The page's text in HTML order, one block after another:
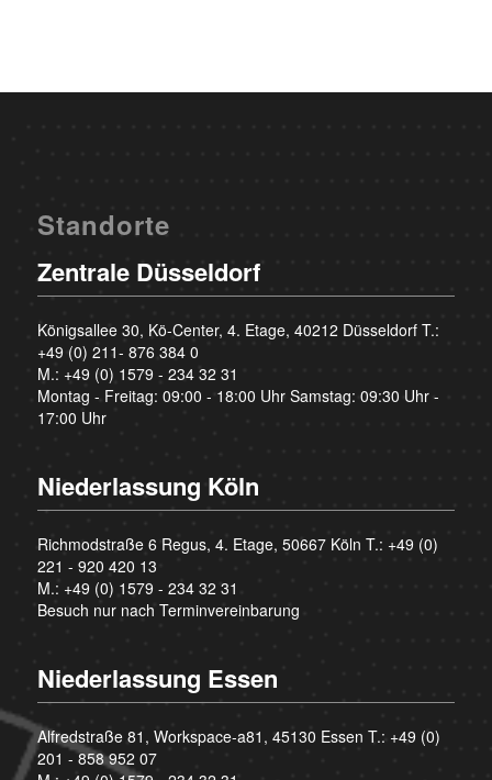
Standorte
Zentrale Düsseldorf
Königsallee 30, Kö-Center, 4. Etage, 40212 Düsseldorf T.:
+49 (0) 211- 876 384 0
M.: +49 (0) 1579 - 234 32 31
Montag - Freitag: 09:00 - 18:00 Uhr Samstag: 09:30 Uhr -
17:00 Uhr
Niederlassung Köln
Richmodstraße 6 Regus, 4. Etage, 50667 Köln T.: +49 (0)
221 - 920 420 13
M.: +49 (0) 1579 - 234 32 31
Besuch nur nach Terminvereinbarung
Niederlassung Essen
Alfredstraße 81, Workspace-a81, 45130 Essen T.: +49 (0)
201 - 858 952 07